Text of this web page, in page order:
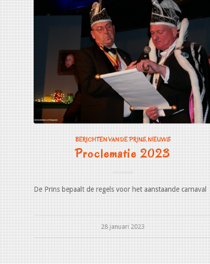
BERICHTEN VAN DE PRINS,NIEUWS
Proclematie 2023
De Prins bepaalt de regels voor het aanstaande carnaval
28 januari 2023